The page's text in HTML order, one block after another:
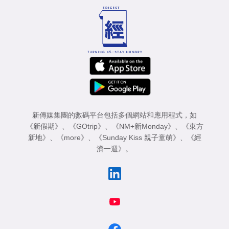
新傳媒集團的數碼平台包括多個網站和應用程式，如
《新假期》 、 《GOtrip》 、 《NM+新Monday》 、
《東方
新地》 、 《more》 、 《Sunday Kiss 親子童萌》 、
《經
濟一週》 。